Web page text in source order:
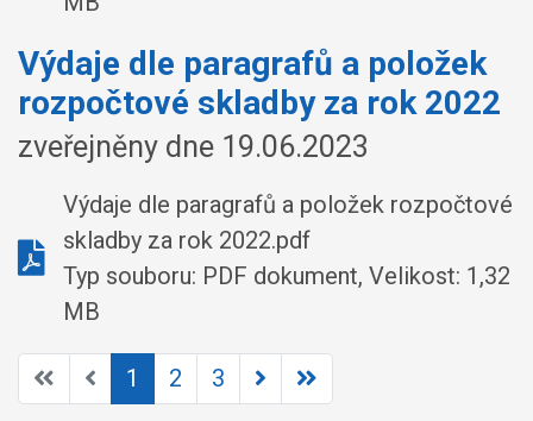
Výdaje dle paragrafů a položek
rozpočtové skladby za rok 2022
zveřejněny dne 19.06.2023
Výdaje dle paragrafů a položek rozpočtové
skladby za rok 2022.pdf
Typ souboru: PDF dokument, Velikost: 1,32
MB
1 2 3